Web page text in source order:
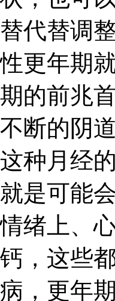
替代替调
性更年期
期的前兆
不断的阴
这种月经
就是可能
情绪上、
钙，这些
病，更年